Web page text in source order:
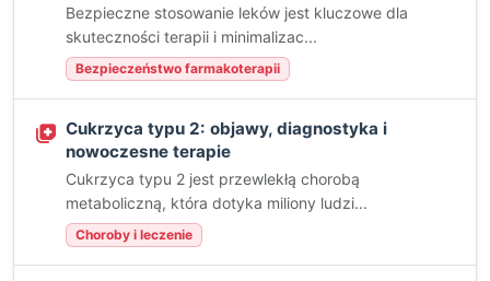
Bezpieczne stosowanie leków jest kluczowe dla
skuteczności terapii i minimalizac...
Bezpieczeństwo farmakoterapii
Cukrzyca typu 2: objawy, diagnostyka i
nowoczesne terapie
Cukrzyca typu 2 jest przewlekłą chorobą
metaboliczną, która dotyka miliony ludzi...
Choroby i leczenie